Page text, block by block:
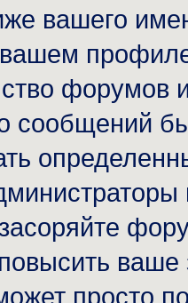
вашего
форумов
сообщений
просто